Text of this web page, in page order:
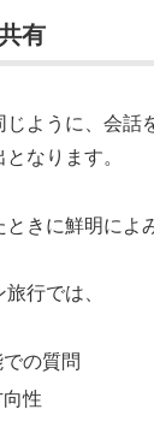
有
じように、会話
なります。
きに鮮明によ
行では、
の質問
性